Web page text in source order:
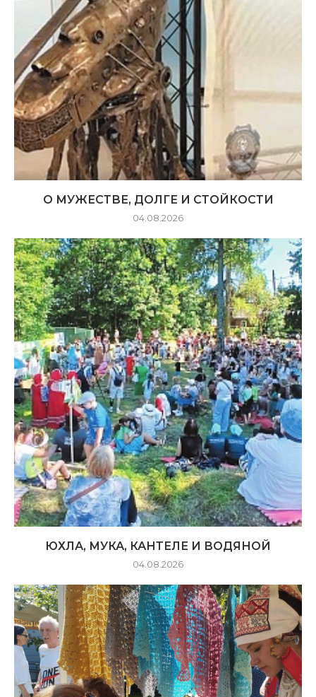
О МУЖЕСТВЕ, ДОЛГЕ И СТОЙКОСТИ
04.08.2026
ЮХЛА, МУКА, КАНТЕЛЕ И ВОДЯНОЙ
04.08.2026